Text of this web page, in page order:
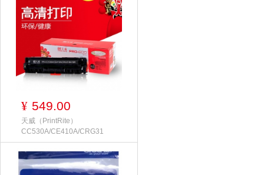
¥ 549.00
天威（PrintRite）
CC530A/CE410A/CRG31